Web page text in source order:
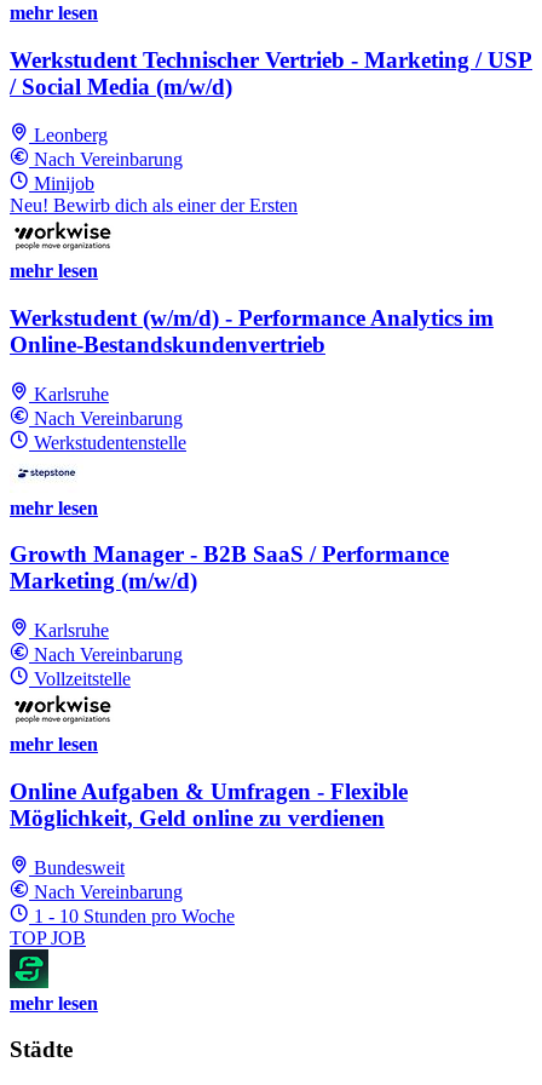
mehr lesen
Werkstudent Technischer Vertrieb - Marketing / USP
/ Social Media (m/w/d)
Leonberg
Nach Vereinbarung
Minijob
Neu! Bewirb dich als einer der Ersten
mehr lesen
Werkstudent (w/m/d) - Performance Analytics im
Online-Bestandskundenvertrieb
Karlsruhe
Nach Vereinbarung
Werkstudentenstelle
mehr lesen
Growth Manager - B2B SaaS / Performance
Marketing (m/w/d)
Karlsruhe
Nach Vereinbarung
Vollzeitstelle
mehr lesen
Online Aufgaben & Umfragen - Flexible
Möglichkeit, Geld online zu verdienen
Bundesweit
Nach Vereinbarung
1 - 10 Stunden pro Woche
TOP JOB
mehr lesen
Städte